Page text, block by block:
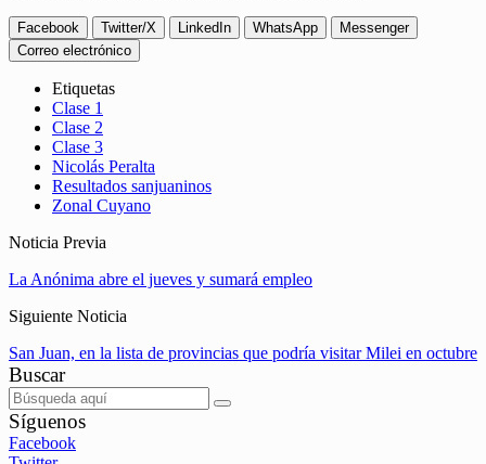
Facebook Twitter/X LinkedIn WhatsApp
Messenger
Correo electrónico
Etiquetas
Clase 1
Clase 2
Clase 3
Nicolás Peralta
Resultados sanjuaninos
Zonal Cuyano
Noticia Previa
La Anónima abre el jueves y sumará empleo
Siguiente Noticia
San Juan, en la lista de provincias que podría visitar Milei en octubre
Buscar
Síguenos
Facebook